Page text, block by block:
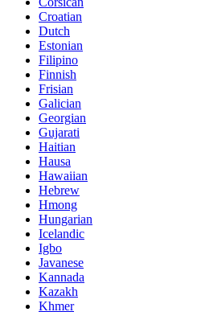
Croatian
Dutch
Estonian
Filipino
Finnish
Frisian
Galician
Georgian
Gujarati
Haitian
Hausa
Hawaiian
Hebrew
Hmong
Hungarian
Icelandic
Igbo
Javanese
Kannada
Kazakh
Khmer